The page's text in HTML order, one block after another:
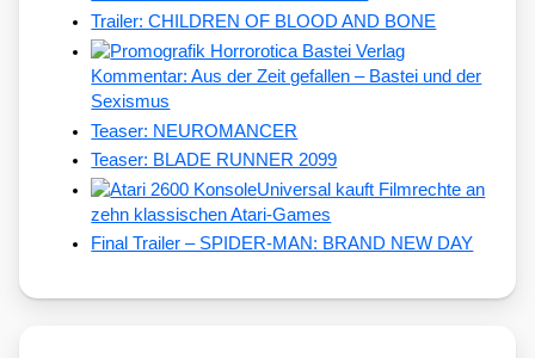
Trailer: CHILDREN OF BLOOD AND BONE
Kommentar: Aus der Zeit gefallen – Bastei und der
Sexismus
Teaser: NEUROMANCER
Teaser: BLADE RUNNER 2099
Universal kauft Filmrechte an
zehn klassischen Atari-Games
Final Trailer – SPIDER-MAN: BRAND NEW DAY